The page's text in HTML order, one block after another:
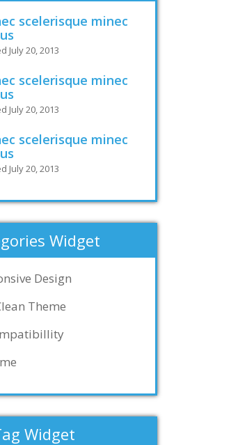
scelerisque minec
July 20, 2013
scelerisque minec
July 20, 2013
scelerisque minec
July 20, 2013
Widget
Design
Theme
Widget